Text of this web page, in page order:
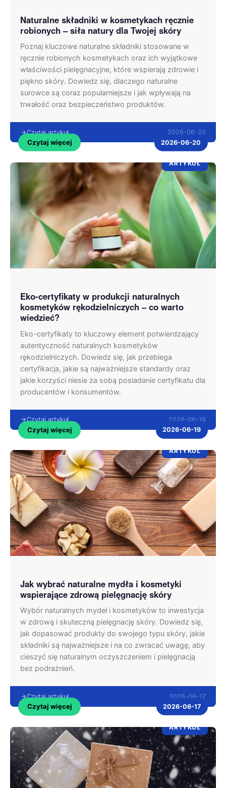
Czytaj więcej 2026-06-20
Naturalne składniki w kosmetykach ręcznie
robionych – siła natury dla Twojej skóry
Poznaj kluczowe naturalne składniki stosowane w
ręcznie robionych kosmetykach oraz ich wyjątkowe
właściwości pielęgnacyjne, które wspierają zdrowie i
piękno skóry. Dowiedz się, dlaczego naturalne
surowce są coraz popularniejsze i jak wpływają na
trwałość oraz bezpieczeństwo produktów.
Czytaj artykuł 2026-06-20
ARTYKUŁ
Czytaj więcej 2026-06-19
Eko-certyfikaty w produkcji naturalnych
kosmetyków rękodzielniczych – co warto
wiedzieć?
Eko-certyfikaty to kluczowy element potwierdzający
autentyczność naturalnych kosmetyków
rękodzielniczych. Dowiedz się, jak przebiega
certyfikacja, jakie są najważniejsze standardy oraz
jakie korzyści niesie za sobą posiadanie certyfikatu dla
producentów i konsumentów.
Czytaj artykuł 2026-06-19
ARTYKUŁ
Czytaj więcej 2026-06-17
Jak wybrać naturalne mydła i kosmetyki
wspierające zdrową pielęgnację skóry
Wybór naturalnych mydeł i kosmetyków to inwestycja
w zdrową i skuteczną pielęgnację skóry. Dowiedz się,
jak dopasować produkty do swojego typu skóry, jakie
składniki są najważniejsze i na co zwracać uwagę, aby
cieszyć się naturalnym oczyszczeniem i pielęgnacją
bez podrażnień.
Czytaj artykuł 2026-06-17
ARTYKUŁ